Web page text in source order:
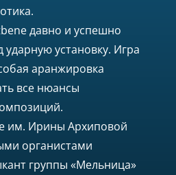
давно и успешно
ударную установку. Игра
аранжировка
все нюансы
им. Ирины Архиповой
органистами
группы «Мельница»